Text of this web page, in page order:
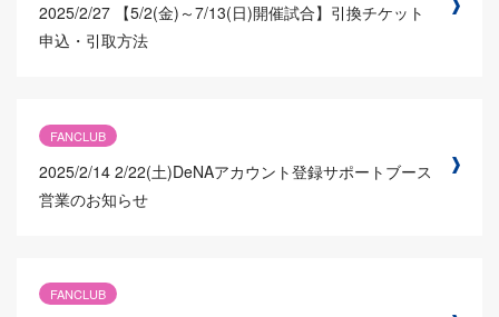
2025/2/27 【5/2(金)～7/13(日)開催試合】引換チケット
申込・引取方法
FANCLUB
2025/2/14 2/22(土)DeNAアカウント登録サポートブース
営業のお知らせ
FANCLUB